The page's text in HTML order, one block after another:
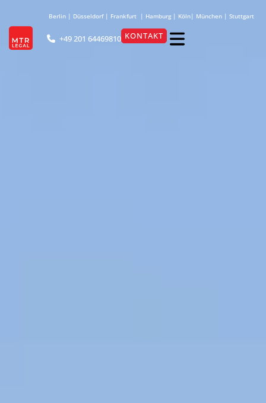
Berlin | Düsseldorf| Frankfurt | Hamburg | Köln| München | Stuttgart
+49 201 64469810 KONTAKT